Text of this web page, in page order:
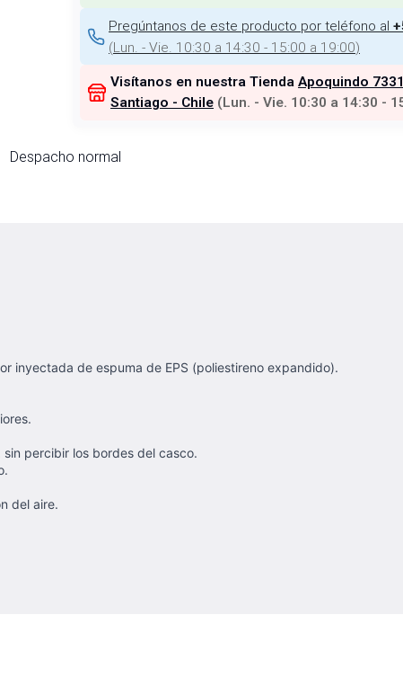
Pregúntanos de este producto por teléfono al
(Lun. - Vie. 10:30 a 14:30 - 15:00 a 19:00)
Visítanos en nuestra Tienda Apoquindo
Santiago - Chile (Lun. - Vie. 10:30 a 14:30 -
Despacho normal
inyectada de espuma de EPS (poliestireno expandido).
percibir los bordes del casco.
del aire.